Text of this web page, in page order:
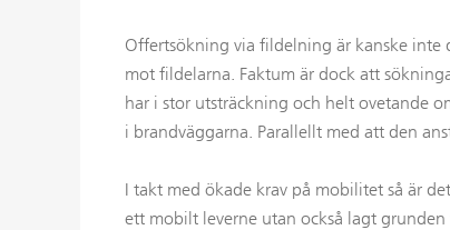
Offertsökning via fildelning är kanske inte
mot fildelarna. Faktum är dock att
har i stor utsträckning och helt ovetande
i brandväggarna. Parallellt med att den
I takt med ökade krav på mobilitet så är
ett mobilt leverne utan också lagt